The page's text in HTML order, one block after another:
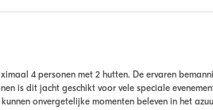
4 personen met 2 hutten. De ervaren
is dit jacht geschikt voor vele speciale
onvergetelijke momenten beleven in het